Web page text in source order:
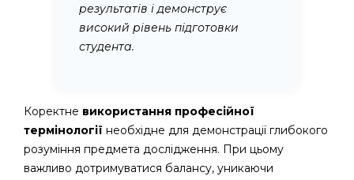
результатів і демонструє
високий рівень підготовки
студента.
Коректне використання професійної
термінології необхідне для демонстрації глибокого
розуміння предмета дослідження. При цьому
важливо дотримуватися балансу, уникаючи